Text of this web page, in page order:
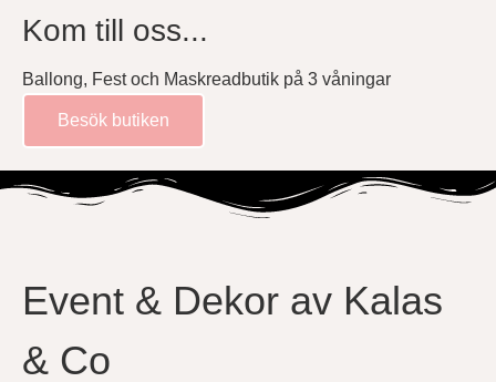
Kom till oss...
Ballong, Fest och Maskreadbutik på 3 våningar
Besök butiken
Event & Dekor av Kalas
& Co